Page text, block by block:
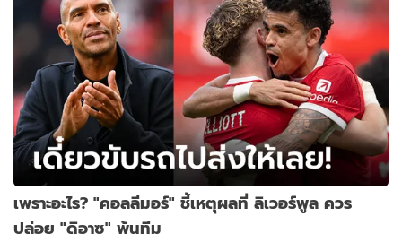
เพราะอะไร? "คอลลีมอร์" ชี้เหตุผลที่ ลิเวอร์พูล ควร
ปล่อย "ดิอาซ" พ้นทีม